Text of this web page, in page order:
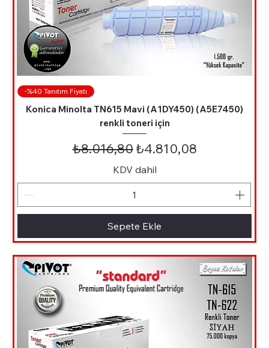
-%40 Tanıtım Fiyatı
Konica Minolta TN615 Mavi (A1DY450) (A5E7450)
renkli toneri için
Normal Fiyat
₺8.016,80İndirimli Fiyat
₺4.810,08
KDV dahil
Sepete Ekle